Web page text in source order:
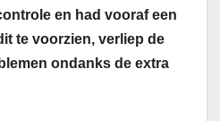
en had vooraf een
te voorzien, verliep de
ondanks de extra